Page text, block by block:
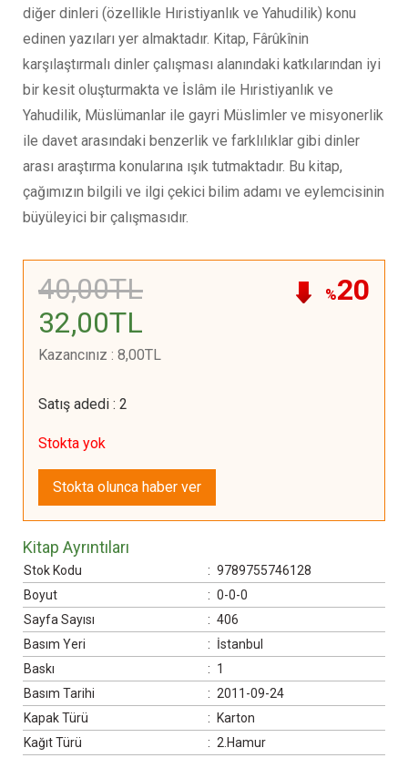
diğer dinleri (özellikle Hıristiyanlık ve Yahudilik) konu
edinen yazıları yer almaktadır. Kitap, Fârûkînin
karşılaştırmalı dinler çalışması alanındaki katkılarından iyi
bir kesit oluşturmakta ve İslâm ile Hıristiyanlık ve
Yahudilik, Müslümanlar ile gayri Müslimler ve misyonerlik
ile davet arasındaki benzerlik ve farklılıklar gibi dinler
arası araştırma konularına ışık tutmaktadır. Bu kitap,
çağımızın bilgili ve ilgi çekici bilim adamı ve eylemcisinin
büyüleyici bir çalışmasıdır.
%20
40,00TL
32,00TL
Kazancınız : 8,00TL
Satış adedi: 2
Stokta yok
Stokta olunca haber ver
Kitap Ayrıntıları
Stok Kodu : 9789755746128
Boyut
: 0-0-0
Sayfa Sayısı
: 406
Basım Yeri
: İstanbul
Baskı
: 1
Basım Tarihi
: 2011-09-24
Kapak Türü
:
Karton
Kağıt Türü
: 2.Hamur